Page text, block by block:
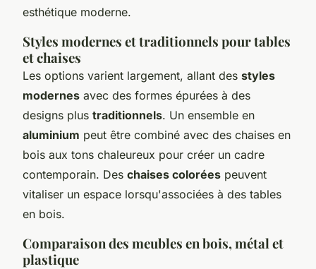
esthétique moderne.
Styles modernes et traditionnels pour tables
et chaises
Les options varient largement, allant des styles
modernes avec des formes épurées à des
designs plus traditionnels. Un ensemble en
aluminium peut être combiné avec des chaises en
bois aux tons chaleureux pour créer un cadre
contemporain. Des chaises colorées peuvent
vitaliser un espace lorsqu'associées à des tables
en bois.
Comparaison des meubles en bois, métal et
plastique